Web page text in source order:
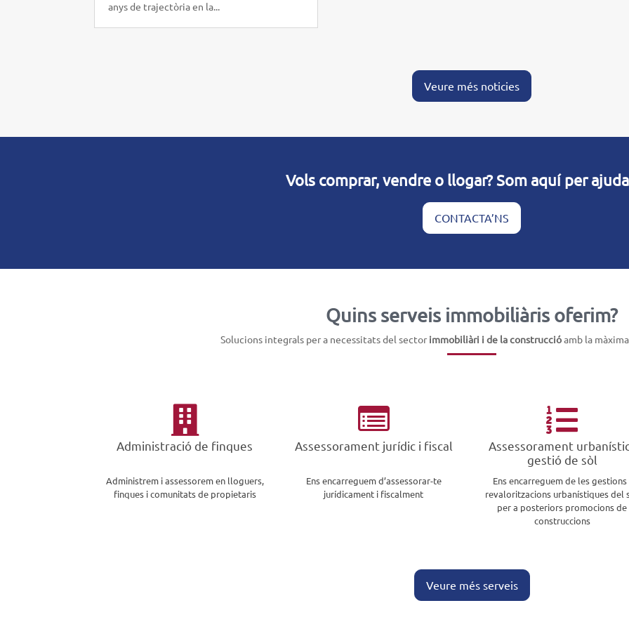
anys de trajectòria en la...
Veure més noticies
Vols comprar, vendre o llogar? Som aquí per
CONTACTA’NS
Quins serveis immobiliàris oferim?
Solucions integrals per a necessitats del sector immobiliàri i de la construccióamb la

Administració de finques
Administrem i assessorem en lloguers,
finques i comunitats de propietaris

Assessorament jurídic i fiscal
Ens encarreguem d’assessorar-te
jurídicament i fiscalment

Assessorament
gestió de sòl
Ens encarreguem de les gestions
revaloritzacions urbanístiques del
per a posteriors promocions de
construccions
Veure més serveis